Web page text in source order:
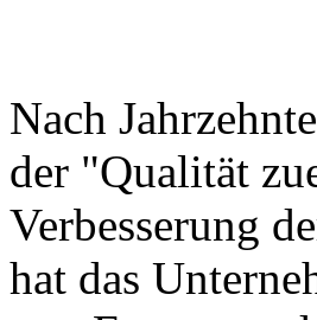
Nach
der "Qualität
Verbesserung
hat das